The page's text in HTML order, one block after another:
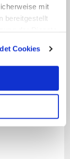
mit
bereitgestellt
Cookies
wir
etwas
Oder sind